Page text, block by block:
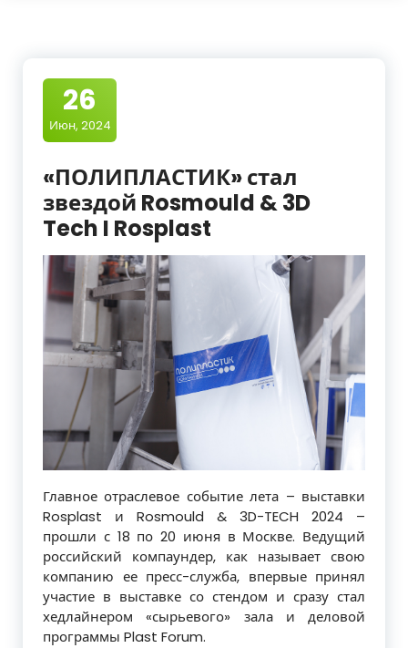
26
Июн, 2024
«ПОЛИПЛАСТИК» стал
звездой Rosmould & 3D
Tech I Rosplast
Главное отраслевое событие лета – выставки
Rosplast и Rosmould & 3D-TECH 2024 –
прошли с 18 по 20 июня в Москве. Ведущий
российский компаундер, как называет свою
компанию ее пресс-служба, впервые принял
участие в выставке со стендом и сразу стал
хедлайнером «сырьевого» зала и деловой
программы Plast Forum.